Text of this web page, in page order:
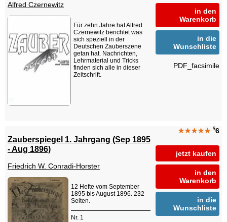
in den
Warenkorb
in die
Wunschliste
PDF_facsimile
Alfred Czernewitz
Für zehn Jahre hat Alfred
Czernewitz berichtet was
sich speziell in der
Deutschen Zauberszene
getan hat. Nachrichten,
Lehrmaterial und Tricks
finden sich alle in dieser
Zeitschrift.
★★★★★ $6
jetzt kaufen
in den
Warenkorb
in die
Wunschliste
Zauberspiegel 1. Jahrgang (Sep 1895
- Aug 1896)
Friedrich W. Conradi-Horster
12 Hefte vom September
1895 bis August 1896. 232
Seiten.
Nr. 1